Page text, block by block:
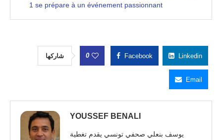
1 se prépare à un événement passionnant
شاركها 0 Facebook Linkedin
Email
YOUSSEF BENALI
يوسف بنعلي صحفي تونسي يقدم تغطية